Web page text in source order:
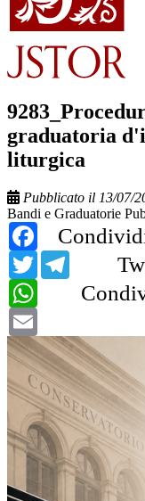
graduatoria
liturgica
Pubblicato il 13/07/
Bandi e Graduatorie
Facebook
Twitter
WhatsApp